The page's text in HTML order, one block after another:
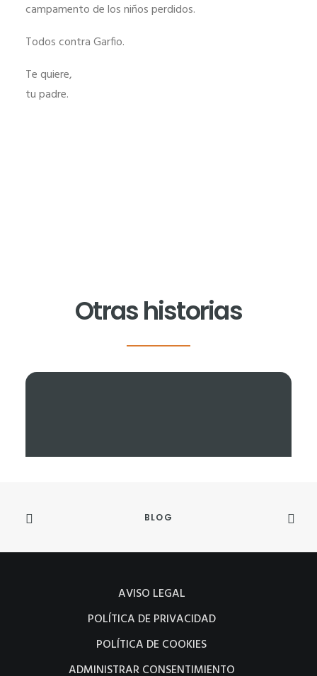
campamento de los niños perdidos.
Todos contra Garfio.
Te quiere,
tu padre.
Otras historias
educación
BLOG
AVISO LEGAL
POLÍTICA DE PRIVACIDAD
POLÍTICA DE COOKIES
ADMINISTRAR CONSENTIMIENTO